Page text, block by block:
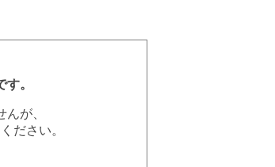
。
が、
ださい。